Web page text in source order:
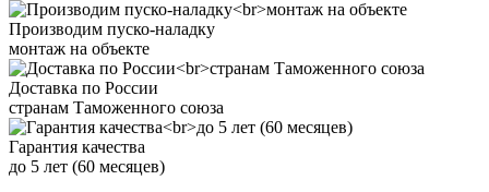
Производим пуско-наладку
монтаж на объекте
Доставка по России
странам Таможенного союза
Гарантия качества
до 5 лет (60 месяцев)